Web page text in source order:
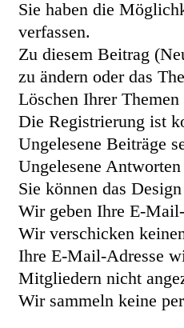
Sie haben die
verfassen.
Zu diesem Beitrag
zu ändern oder das
Löschen Ihrer
Die Registrierung ist
Ungelesene Beiträge
Ungelesene
Sie können das
Wir geben Ihre E-
Wir verschicken
Ihre E-Mail-Adresse
Mitgliedern nicht
Wir sammeln keine